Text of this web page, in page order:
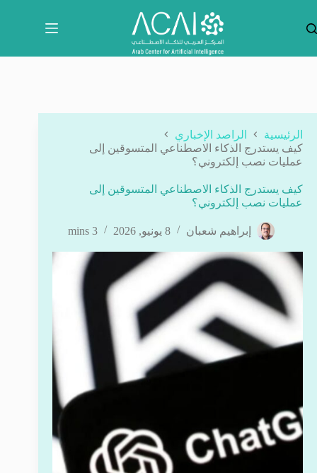
المحتوى
الرئيسية
الراصد الإخباري
كيف يستدرج الذكاء الاصطناعي المتسوقين إلى
عمليات نصب إلكتروني؟
كيف يستدرج الذكاء الاصطناعي المتسوقين إلى
عمليات نصب إلكتروني؟
إبراهيم شعبان 8 يونيو, 2026 3 mins